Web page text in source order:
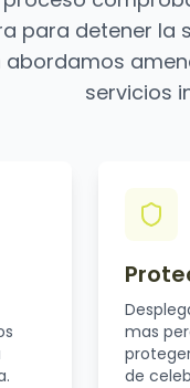
para detener la
abordamos
servicios
mas
de